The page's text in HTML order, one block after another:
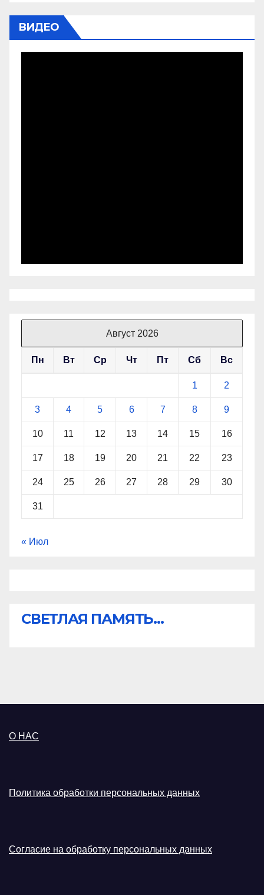
ВИДЕО
Август 2026
Пн Вт Ср Чт Пт Сб Вс
1 2
3 4 5 6 7 8 9
10 11 12 13 14 15 16
17 18 19 20 21 22 23
24 25 26 27 28 29 30
31
« Июл
СВЕТЛАЯ ПАМЯТЬ...
О НАС
Политика обработки персональных данных
Согласие на обработку персональных данных